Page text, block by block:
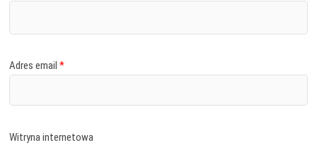
Adres email*
Witryna internetowa